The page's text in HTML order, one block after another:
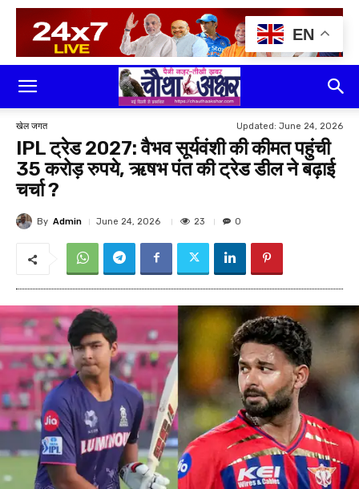
खेल जगत Updated: June 24, 2026
IPL ट्रेड 2027: वैभव सूर्यवंशी की कीमत पहुंची
35 करोड़ रुपये, ऋषभ पंत की ट्रेड डील ने बढ़ाई
चर्चा ?
By Admin June 24, 2026 23 0
EN